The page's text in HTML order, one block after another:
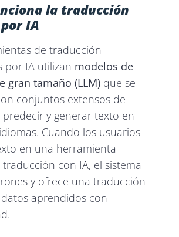
la traducción
IA
de traducción
por IA utilizan modelos de
gran tamaño (LLM) que se
conjuntos extensos de
y generar texto en
Cuando los usuarios
en una herramienta
con IA, el sistema
y ofrece una traducción
aprendidos con